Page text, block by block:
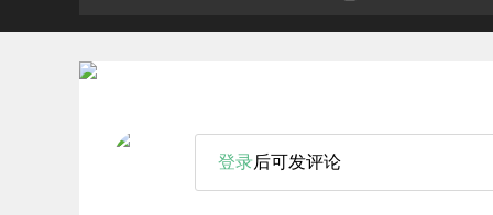
登录后可发评论